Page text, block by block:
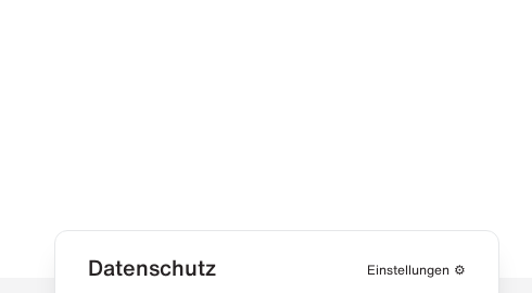
Datenschutz Einstellungen ⚙️